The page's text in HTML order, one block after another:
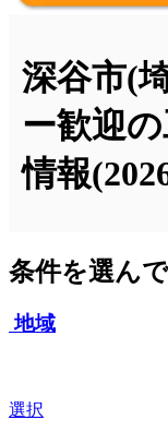
深谷市(
ー歓迎
情報
条件を選ん
地域
選択